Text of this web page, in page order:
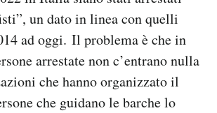
un dato in linea con quelli
ad oggi. Il problema è che in
arrestate non c’entrano nulla
che hanno organizzato il
che guidano le barche lo